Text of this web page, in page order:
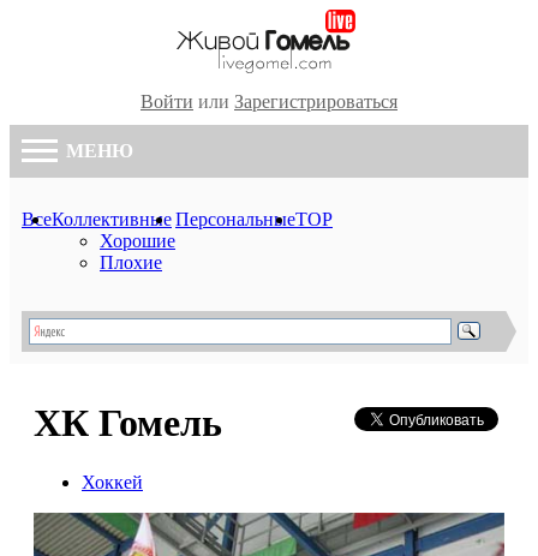
Войти или Зарегистрироваться
МЕНЮ
ВсеКоллективные
Хорошие
Плохие
ПерсональныеTOP
ХК Гомель
Хоккей